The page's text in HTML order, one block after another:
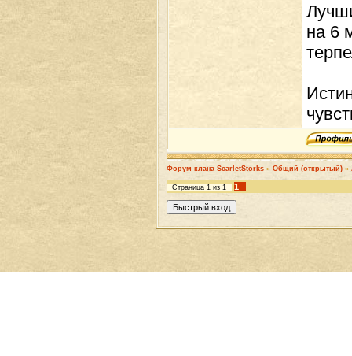
на 6
Форум клана ScarletStorks » Общий (открытый) »
Страница 1 из 1 1